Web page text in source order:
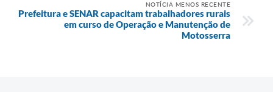
NOTÍCIA MENOS RECENTE
Prefeitura e SENAR capacitam trabalhadores rurais
em curso de Operação e Manutenção de
Motosserra